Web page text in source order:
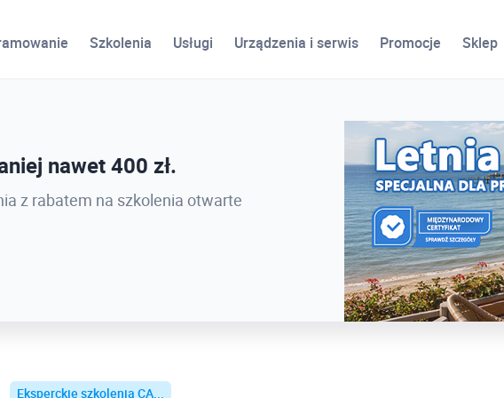
Szkolenia Usługi Urządzenia i serwis Promocje Sklep
Blind Bird
Bird na PROCAD EXPO 2026 -
nawet 400 zł.
z rabatem na szkolenia otwarte
Eksperckie szkolenia CA...